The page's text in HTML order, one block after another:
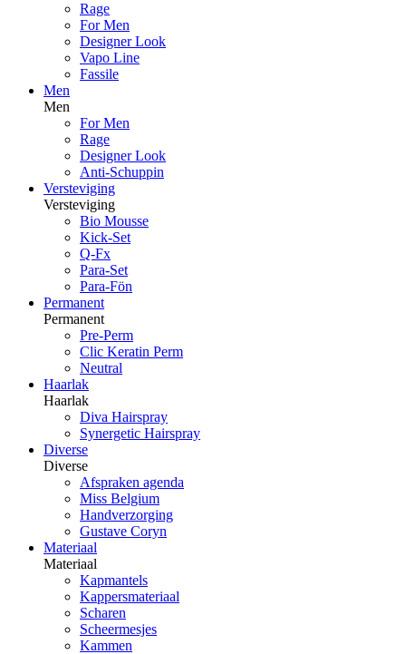
Rage
For Men
Designer Look
Vapo Line
Fassile
Men
Men
For Men
Rage
Designer Look
Anti-Schuppin
Versteviging
Versteviging
Bio Mousse
Kick-Set
Q-Fx
Para-Set
Para-Fön
Permanent
Permanent
Pre-Perm
Clic Keratin Perm
Neutral
Haarlak
Haarlak
Diva Hairspray
Synergetic Hairspray
Diverse
Diverse
Afspraken agenda
Miss Belgium
Handverzorging
Gustave Coryn
Materiaal
Materiaal
Kapmantels
Kappersmateriaal
Scharen
Scheermesjes
Kammen